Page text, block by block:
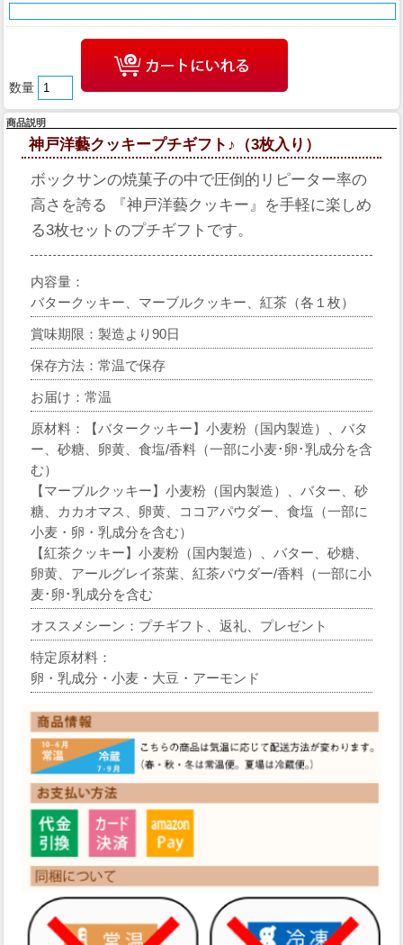
数量
商品説明
神戸洋藝クッキープチギフト♪（3枚入り）
ボックサンの焼菓子の中で圧倒的リピーター率の
高さを誇る 『神戸洋藝クッキー』を手軽に楽しめ
る3枚セットのプチギフトです。
内容量：
バタークッキー、マーブルクッキー、紅茶（各１枚）
賞味期限：製造より90日
保存方法：常温で保存
お届け：常温
原材料：【バタークッキー】小麦粉（国内製造）、バタ
ー、砂糖、卵黄、食塩/香料（一部に小麦･卵･乳成分を含
む）
【マーブルクッキー】小麦粉（国内製造）、バター、砂
糖、カカオマス、卵黄、ココアパウダー、食塩（一部に
小麦・卵・乳成分を含む）
【紅茶クッキー】小麦粉（国内製造）、バター、砂糖、
卵黄、アールグレイ茶葉、紅茶パウダー/香料（一部に小
麦･卵･乳成分を含む
オススメシーン：プチギフト、返礼、プレゼント
特定原材料：
卵・乳成分・小麦・大豆・アーモンド